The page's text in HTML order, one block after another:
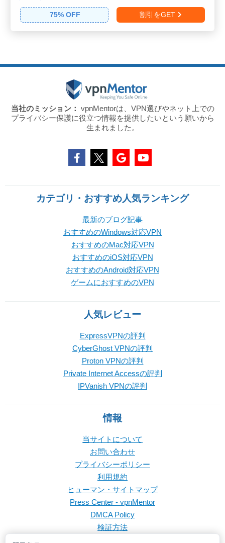
75% OFF 割引をGET
当社のミッション： vpnMentorは、VPN選びやネット上での
プライバシー保護に役立つ情報を提供したいという願いから
生まれました。
カテゴリ・おすすめ人気ランキング
最新のブログ記事
おすすめのWindows対応VPN
おすすめのMac対応VPN
おすすめのiOS対応VPN
おすすめのAndroid対応VPN
ゲームにおすすめのVPN
人気レビュー
ExpressVPNの評判
CyberGhost VPNの評判
Proton VPNの評判
Private Internet Accessの評判
IPVanish VPNの評判
情報
当サイトについて
お問い合わせ
プライバシーポリシー
利用規約
ヒューマン・サイトマップ
Press Center - vpnMentor
DMCA Policy
検証方法